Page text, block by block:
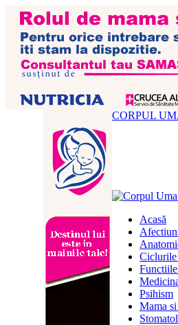
CORPUL
Acasă
Psihism
Mama